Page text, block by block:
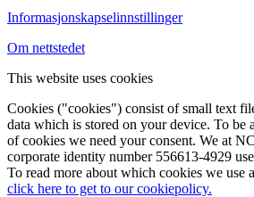
Informasjonskapselinnstillinger
Om nettstedet
This website uses cookies
Cookies ("cookies") consist of small text
data which is stored on your device. To be
of cookies we need your consent. We at
corporate identity number 556613-4929
To read more about which cookies we use
click here to get to our cookiepolicy.